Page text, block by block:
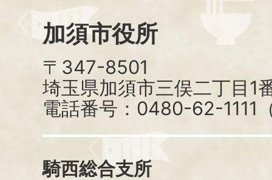
加須市役所
〒347-8501
埼玉県加須市三俣二丁目1
電話番号：0480-62-1111
騎西総合支所